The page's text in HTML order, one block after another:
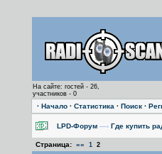
На сайте: гостей - 26,
участников - 0
· Начало· Статистика · Поиск·
LPD-Форум —› Где купить
Страница: «« 1 2